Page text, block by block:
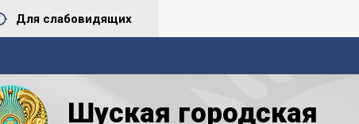
Для слабовидящих
Шуская городская